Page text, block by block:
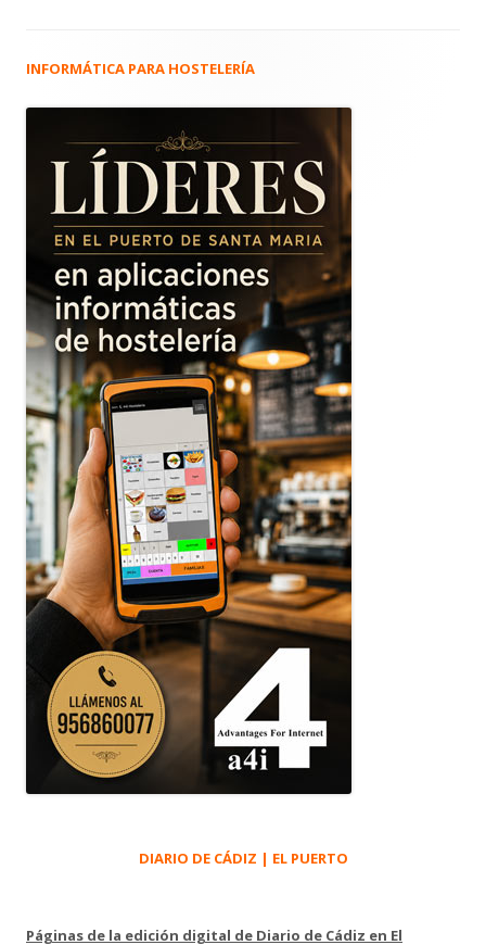
Barra
principal
INFORMÁTICA PARA HOSTELERÍA
DIARIO DE CÁDIZ | EL PUERTO
Páginas de la edición digital de Diario de Cádiz en El